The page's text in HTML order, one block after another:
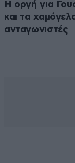
Η οργή για
και τα
ανταγωνιστές